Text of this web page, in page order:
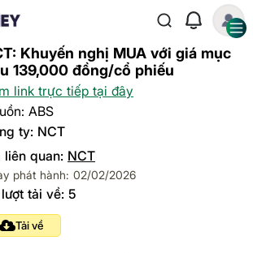
Khuyến nghị MUA với giá mục
139,000 đồng/cổ phiếu
link trực tiếp tại đây
ABS
ty: NCT
liên quan: NCT
phát hành: 02/02/2026
tải về: 5
Tải về